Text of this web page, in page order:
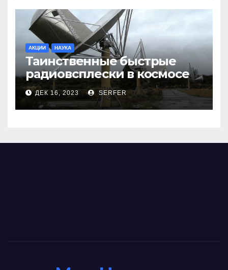
АКЦИИ НАУКА
Таинственные быстрые
радиовсплески в космосе
сделались все более
странными
ДЕК 16, 2023 SERFER